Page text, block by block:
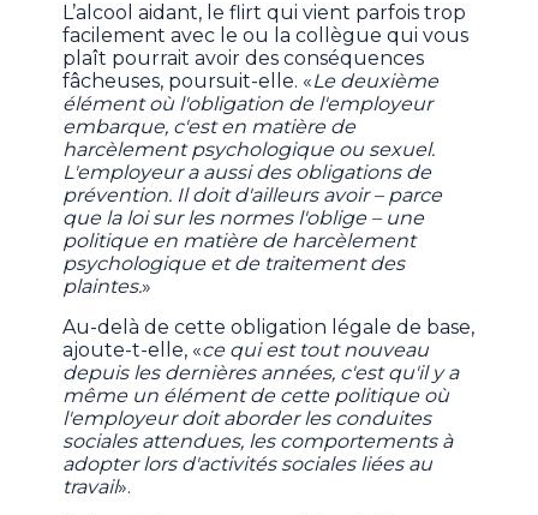
L’alcool aidant, le flirt qui vient parfois trop
facilement avec le ou la collègue qui vous
plaît pourrait avoir des conséquences
fâcheuses, poursuit-elle. «Le deuxième
élément où l'obligation de l'employeur
embarque, c'est en matière de
harcèlement psychologique ou sexuel.
L'employeur a aussi des obligations de
prévention. Il doit d'ailleurs avoir – parce
que la loi sur les normes l'oblige – une
politique en matière de harcèlement
psychologique et de traitement des
plaintes.»
Au-delà de cette obligation légale de base,
ajoute-t-elle, «ce qui est tout nouveau
depuis les dernières années, c'est qu'il y a
même un élément de cette politique où
l'employeur doit aborder les conduites
sociales attendues, les comportements à
adopter lors d'activités sociales liées au
travail».